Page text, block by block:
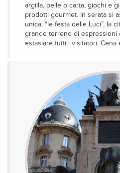
argilla, pelle o carta, giochi e
prodotti gourmet. In serata si
unica, “le festa delle Luci”, la
grande terreno di espressioni
estasiare tutti i visitatori.